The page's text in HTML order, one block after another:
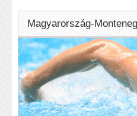
Magyarország-